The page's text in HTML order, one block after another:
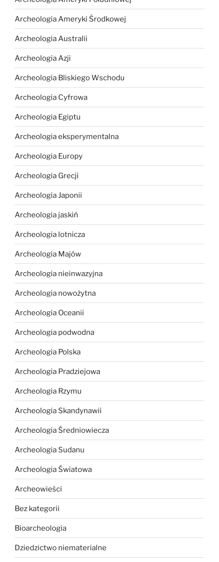
Archeologia Ameryki Środkowej
Archeologia Australii
Archeologia Azji
Archeologia Bliskiego Wschodu
Archeologia Cyfrowa
Archeologia Egiptu
Archeologia eksperymentalna
Archeologia Europy
Archeologia Grecji
Archeologia Japonii
Archeologia jaskiń
Archeologia lotnicza
Archeologia Majów
Archeologia nieinwazyjna
Archeologia nowożytna
Archeologia Oceanii
Archeologia podwodna
Archeologia Polska
Archeologia Pradziejowa
Archeologia Rzymu
Archeologia Skandynawii
Archeologia Średniowiecza
Archeologia Sudanu
Archeologia Światowa
Archeowieści
Bez kategorii
Bioarcheologia
Dziedzictwo niematerialne